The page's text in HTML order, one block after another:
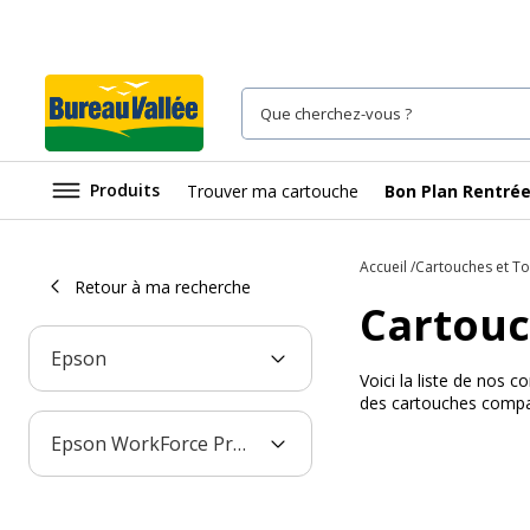
Produits Trouver ma cartouche Bon Plan Rentrée
Retour à ma recherche
Epson
Epson WorkForce Pro WF-6590
Accueil Cartouches et
Voici la liste de nos
des cartouches